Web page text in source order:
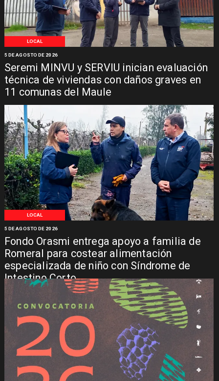
LOCAL
Seremi MINVU y SERVIU inician evaluación
técnica de viviendas con daños graves en
11 comunas del Maule
5 DE AGOSTO DE 2026
LOCAL
Fondo Orasmi entrega apoyo a familia de
Romeral para costear alimentación
especializada de niño con Síndrome de
Intestino Corto
5 DE AGOSTO DE 2026